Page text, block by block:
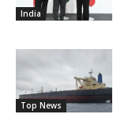
India
Top News